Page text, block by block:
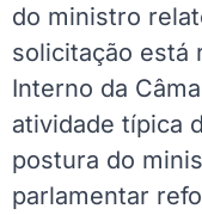
do ministro
solicitação está
Interno da
atividade típica
postura do
parlamentar